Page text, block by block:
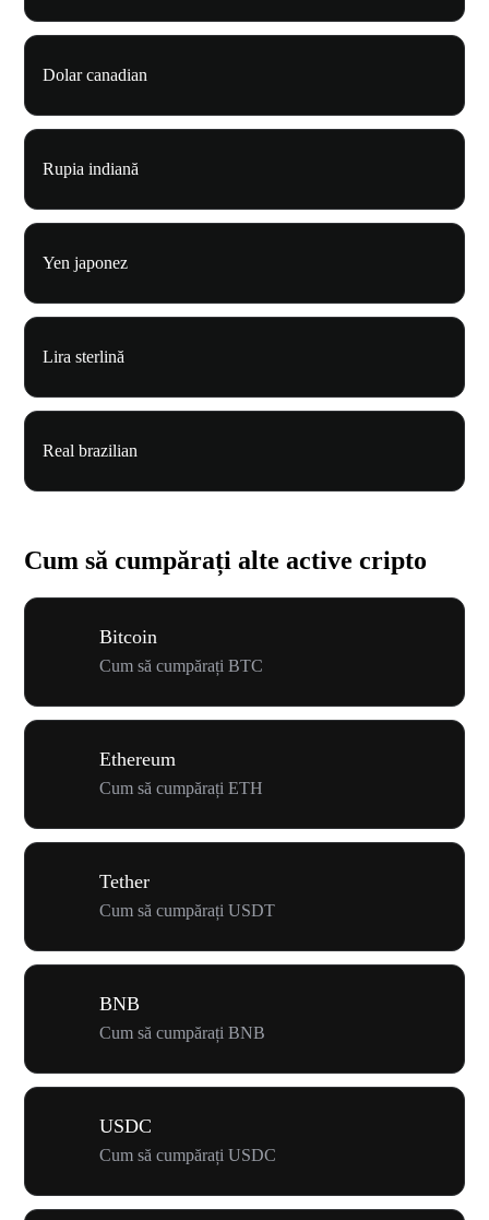
Dolar canadian
Rupia indiană
Yen japonez
Lira sterlină
Real brazilian
Cum să cumpărați alte active cripto
Bitcoin
Cum să cumpărați BTC
Ethereum
Cum să cumpărați ETH
Tether
Cum să cumpărați USDT
BNB
Cum să cumpărați BNB
USDC
Cum să cumpărați USDC